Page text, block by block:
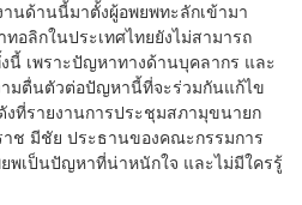
นด้านนี้มาตั้งผู้อพยพทะลักเข้ามา
อลิกในประเทศไทยยังไม่สามารถ
นี้ เพราะปัญหาทางด้านบุคลากร และ
ามตื่นตัวต่อปัญหานี้ที่จะร่วมกันแก้ไข
ที่รายงานการประชุมสภามุขนายก
าช มีชัย ประธานของคณะกรรมการ
พเป็นปัญหาที่น่าหนักใจ และไม่มีใครรู้